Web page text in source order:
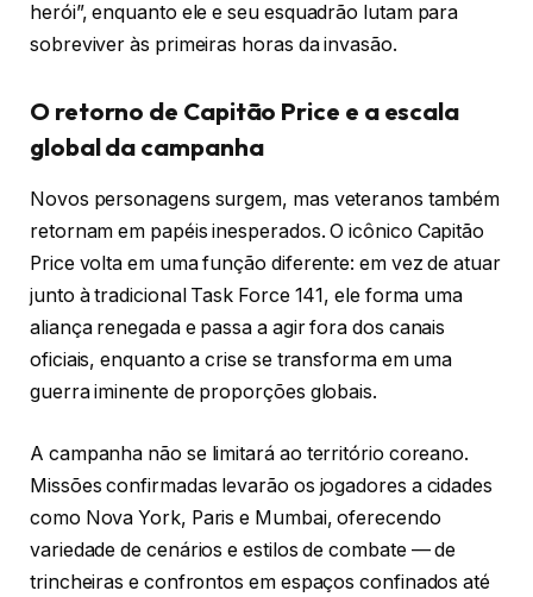
herói”, enquanto ele e seu esquadrão lutam para
sobreviver às primeiras horas da invasão.
O retorno de Capitão Price e a escala
global da campanha
Novos personagens surgem, mas veteranos também
retornam em papéis inesperados. O icônico Capitão
Price volta em uma função diferente: em vez de atuar
junto à tradicional Task Force 141, ele forma uma
aliança renegada e passa a agir fora dos canais
oficiais, enquanto a crise se transforma em uma
guerra iminente de proporções globais.
A campanha não se limitará ao território coreano.
Missões confirmadas levarão os jogadores a cidades
como Nova York, Paris e Mumbai, oferecendo
variedade de cenários e estilos de combate — de
trincheiras e confrontos em espaços confinados até